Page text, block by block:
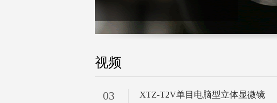
白，奠定了国家光学工业的系列化， 并先后与德国蔡
视频
03 XTZ-T2V单目电脑型立体显微镜